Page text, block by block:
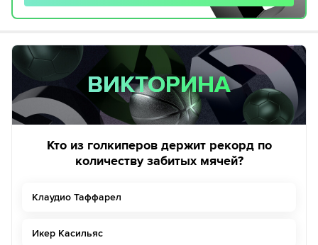
ВИКТОРИНА
ВИКТОРИНА
Кто из голкиперов держит рекорд по
количеству забитых мячей?
Клаудио Таффарел
Икер Касильяс